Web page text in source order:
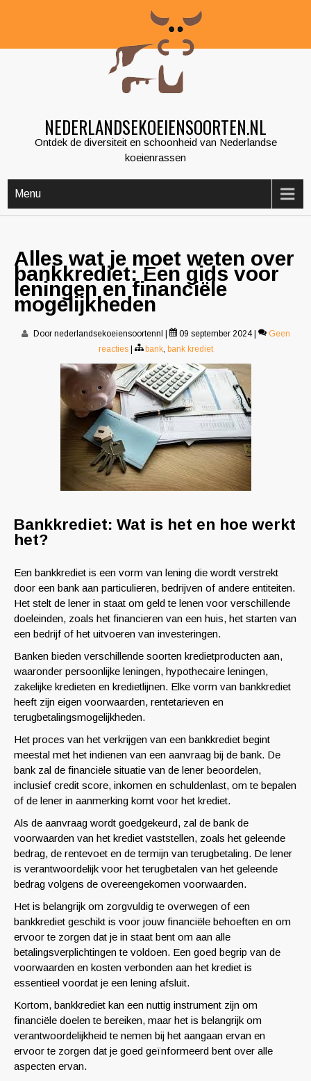
NEDERLANDSEKOEIENSOORTEN.NL
Ontdek de diversiteit en schoonheid van Nederlandse
koeienrassen
Menu
Alles wat je moet weten over
bankkrediet: Een gids voor
leningen en financiële
mogelijkheden
Door nederlandsekoeiensoortennl 09 september 2024
Geen
reacties
bank, bank krediet
Bankkrediet: Wat is het en hoe werkt
het?
Een bankkrediet is een vorm van lening die wordt verstrekt
door een bank aan particulieren, bedrijven of andere entiteiten.
Het stelt de lener in staat om geld te lenen voor verschillende
doeleinden, zoals het financieren van een huis, het starten van
een bedrijf of het uitvoeren van investeringen.
Banken bieden verschillende soorten kredietproducten aan,
waaronder persoonlijke leningen, hypothecaire leningen,
zakelijke kredieten en kredietlijnen. Elke vorm van bankkrediet
heeft zijn eigen voorwaarden, rentetarieven en
terugbetalingsmogelijkheden.
Het proces van het verkrijgen van een bankkrediet begint
meestal met het indienen van een aanvraag bij de bank. De
bank zal de financiële situatie van de lener beoordelen,
inclusief credit score, inkomen en schuldenlast, om te bepalen
of de lener in aanmerking komt voor het krediet.
Als de aanvraag wordt goedgekeurd, zal de bank de
voorwaarden van het krediet vaststellen, zoals het geleende
bedrag, de rentevoet en de termijn van terugbetaling. De lener
is verantwoordelijk voor het terugbetalen van het geleende
bedrag volgens de overeengekomen voorwaarden.
Het is belangrijk om zorgvuldig te overwegen of een
bankkrediet geschikt is voor jouw financiële behoeften en om
ervoor te zorgen dat je in staat bent om aan alle
betalingsverplichtingen te voldoen. Een goed begrip van de
voorwaarden en kosten verbonden aan het krediet is
essentieel voordat je een lening afsluit.
Kortom, bankkrediet kan een nuttig instrument zijn om
financiële doelen te bereiken, maar het is belangrijk om
verantwoordelijkheid te nemen bij het aangaan ervan en
ervoor te zorgen dat je goed geïnformeerd bent over alle
aspecten ervan.